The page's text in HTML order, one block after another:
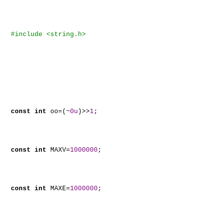
#include <string.h>
const int oo=(~0u )>>1;
const int MAXV=1000000 ;
const int MAXE=1000000 ;